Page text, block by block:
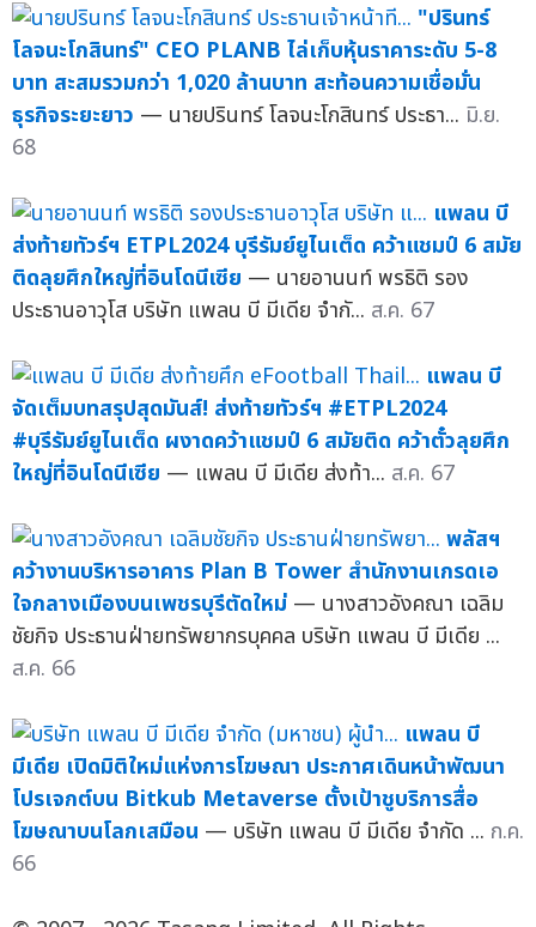
"ปรินทร์
โลจนะโกสินทร์" CEO PLANB ไล่เก็บหุ้นราคาระดับ 5-8
บาท สะสมรวมกว่า 1,020 ล้านบาท สะท้อนความเชื่อมั่น
ธุรกิจระยะยาว — นายปรินทร์ โลจนะโกสินทร์ ประธา... มิ.ย.
68
แพลน บี
ส่งท้ายทัวร์ฯ ETPL2024 บุรีรัมย์ยูไนเต็ด คว้าแชมป์ 6 สมัย
ติดลุยศึกใหญ่ที่อินโดนีเซีย — นายอานนท์ พรธิติ รอง
ประธานอาวุโส บริษัท แพลน บี มีเดีย จำกั... ส.ค. 67
แพลน บี
จัดเต็มบทสรุปสุดมันส์! ส่งท้ายทัวร์ฯ #ETPL2024
#บุรีรัมย์ยูไนเต็ด ผงาดคว้าแชมป์ 6 สมัยติด คว้าตั๋วลุยศึก
ใหญ่ที่อินโดนีเซีย — แพลน บี มีเดีย ส่งท้า... ส.ค. 67
พลัสฯ
คว้างานบริหารอาคาร Plan B Tower สำนักงานเกรดเอ
ใจกลางเมืองบนเพชรบุรีตัดใหม่ — นางสาวอังคณา เฉลิม
ชัยกิจ ประธานฝ่ายทรัพยากรบุคคล บริษัท แพลน บี มีเดีย ...
ส.ค. 66
แพลน บี
มีเดีย เปิดมิติใหม่แห่งการโฆษณา ประกาศเดินหน้าพัฒนา
โปรเจกต์บน Bitkub Metaverse ตั้งเป้าชูบริการสื่อ
โฆษณาบนโลกเสมือน — บริษัท แพลน บี มีเดีย จำกัด ... ก.ค.
66